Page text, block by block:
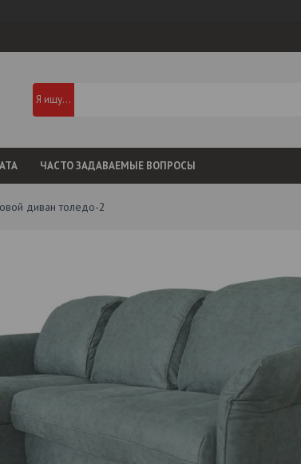
ЧАСТО ЗАДАВАЕМЫЕ ВОПРОСЫ
диван толедо-2